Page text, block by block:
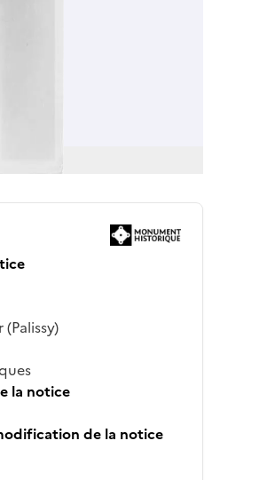
la notice
de la notice